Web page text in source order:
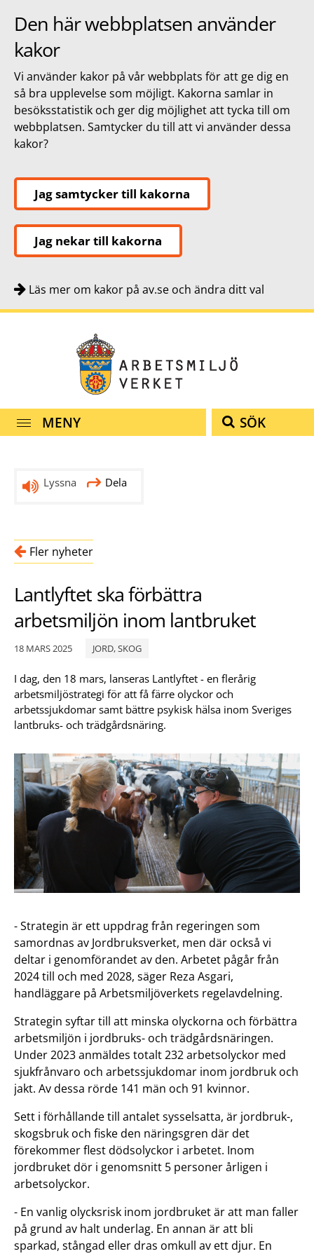
Den här webbplatsen använder
kakor
Vi använder kakor på vår webbplats för att ge dig en
så bra upplevelse som möjligt. Kakorna samlar in
besöksstatistik och ger dig möjlighet att tycka till om
webbplatsen. Samtycker du till att vi använder dessa
kakor?
Jag samtycker till kakorna
Jag nekar till kakorna
Läs mer om kakor på av.se och ändra ditt val
MENY SÖK
Lyssna Dela
Fler nyheter
Lantlyftet ska förbättra
arbetsmiljön inom lantbruket
18 MARS 2025 JORD, SKOG
I dag, den 18 mars, lanseras Lantlyftet - en flerårig
arbetsmiljöstrategi för att få färre olyckor och
arbetssjukdomar samt bättre psykisk hälsa inom Sveriges
lantbruks- och trädgårdsnäring.
- Strategin är ett uppdrag från regeringen som
samordnas av Jordbruksverket, men där också vi
deltar i genomförandet av den. Arbetet pågår från
2024 till och med 2028, säger Reza Asgari,
handläggare på Arbetsmiljöverkets regelavdelning.
Strategin syftar till att minska olyckorna och förbättra
arbetsmiljön i jordbruks- och trädgårdsnäringen.
Under 2023 anmäldes totalt 232 arbetsolyckor med
sjukfrånvaro och arbetssjukdomar inom jordbruk och
jakt. Av dessa rörde 141 män och 91 kvinnor.
Sett i förhållande till antalet sysselsatta, är jordbruk-,
skogsbruk och fiske den näringsgren där det
förekommer flest dödsolyckor i arbetet. Inom
jordbruket dör i genomsnitt 5 personer årligen i
arbetsolyckor.
- En vanlig olycksrisk inom jordbruket är att man faller
på grund av halt underlag. En annan är att bli
sparkad, stångad eller dras omkull av ett djur. En